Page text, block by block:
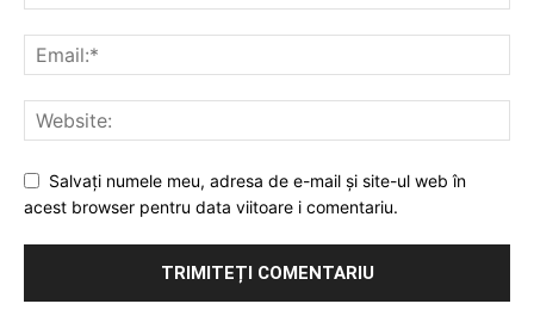
Salvați numele meu, adresa de e-mail și site-ul web în
acest browser pentru data viitoare i comentariu.